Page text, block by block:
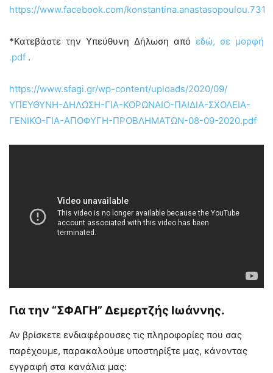
https://www.facebook.com/konstantina.anastasopoulou.731
*Κατεβάστε την Υπεύθυνη Δήλωση από εδώ, σε μορφή
.pdf .
https://www.sfagi.gr/wp-content/uploads/2020/09/
ΥΠΕΥΘΥΝΗ-ΔΗΛΩΣΗ-ΓΙΑ-ΚΟΡΩΝΑΙΟ-ΠΑΙΔΙΑ-ΣΧΟΛΕΙΑ-
ΓΕΝΙΚΟ-ΓΙΑ-ΑΠΟΦΥΓΗ-ΠΡΟΒΛΗΜΑΤΩΝ-08-09-2020.pdf
Για την “ΣΦΑΓΗ” Δεμερτζής Ιωάννης.
Αν βρίσκετε ενδιαφέρουσες τις πληροφορίες που σας
παρέχουμε, παρακαλούμε υποστηρίξτε μας, κάνοντας
εγγραφή στα κανάλια μας: